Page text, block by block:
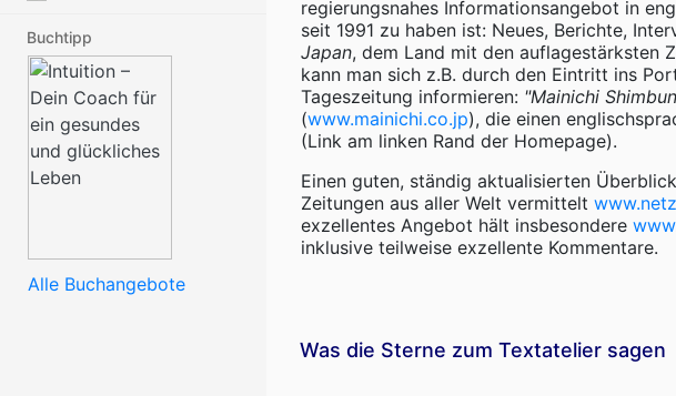
Buchtipp
Alle Buchangebote
regierungsnahes Informationsangebot in
seit 1991 zu haben ist: Neues, Berichte,
Japan, dem Land mit den auflagestärksten
kann man sich z.B. durch den Eintritt ins
Tageszeitung informieren: "Mainichi
(www.mainichi.co.jp), die einen
(Link am linken Rand der Homepage).
Einen guten, ständig aktualisierten
Zeitungen aus aller Welt vermittelt
exzellentes Angebot hält insbesondere
inklusive teilweise exzellente Kommentare.
Was die Sterne zum Textatelier sagen